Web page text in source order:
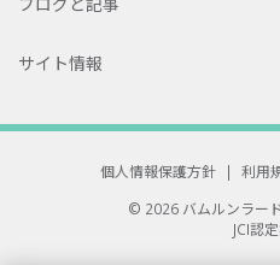
サイト情報
個人情報保護方針 | 利用
© 2026 バムルンラー
JCI認